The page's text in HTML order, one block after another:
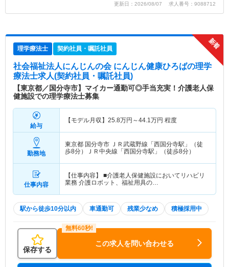
更新日：2026/08/07 求人番号：9088712
理学療法士 契約社員・嘱託社員
社会福祉法人にんじんの会 にんじん健康ひろばの理学
療法士求人(契約社員・嘱託社員)
【東京都／国分寺市】マイカー通勤可◎手当充実！介護老人保
健施設での理学療法士募集
給与
【モデル月収】 25.8万円～44.1万円 程度
勤務地
東京都 国分寺市 ＪＲ武蔵野線「西国分寺駅」（徒
歩8分）ＪＲ中央線「西国分寺駅」（徒歩8分）
仕事内容
【仕事内容】 ■介護老人保健施設においてリハビリ
業務 介護ロボット、福祉用具の…
駅から徒歩10分以内 車通勤可 残業少なめ 積極採用中
保存する
この求人を問い合わせる